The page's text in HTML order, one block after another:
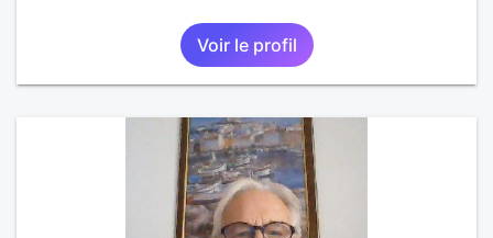
Voir le profil